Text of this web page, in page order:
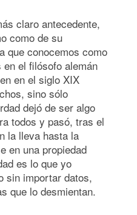
claro antecedente,
como de su
que conocemos como
el filósofo alemán
en el siglo XIX
sino sólo
dejó de ser algo
todos y pasó, tras el
la lleva hasta la
en una propiedad
es lo que yo
sin importar datos,
que lo desmientan.